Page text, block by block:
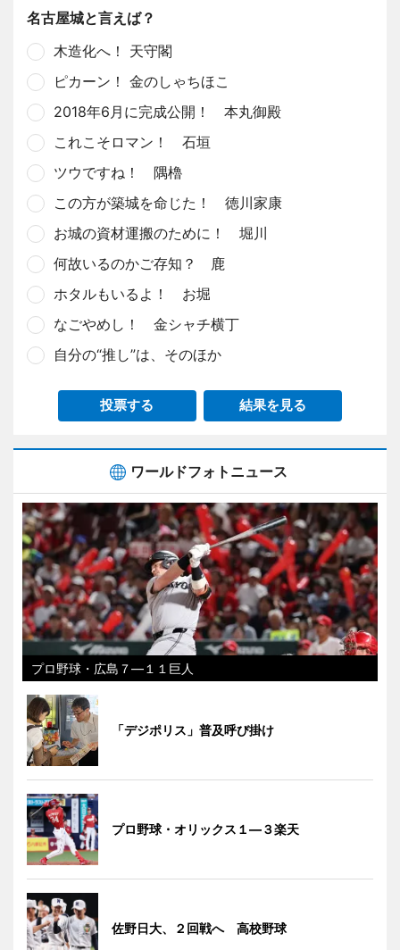
名古屋城と言えば？
木造化へ！ 天守閣
ピカーン！ 金のしゃちほこ
2018年6月に完成公開！ 本丸御殿
これこそロマン！ 石垣
ツウですね！ 隅櫓
この方が築城を命じた！ 徳川家康
お城の資材運搬のために！ 堀川
何故いるのかご存知？ 鹿
ホタルもいるよ！ お堀
なごやめし！ 金シャチ横丁
自分の“推し”は、そのほか
投票する 結果を見る
ワールドフォトニュース
プロ野球・広島７―１１巨人
「デジポリス」普及呼び掛け
プロ野球・オリックス１―３楽天
佐野日大、２回戦へ 高校野球